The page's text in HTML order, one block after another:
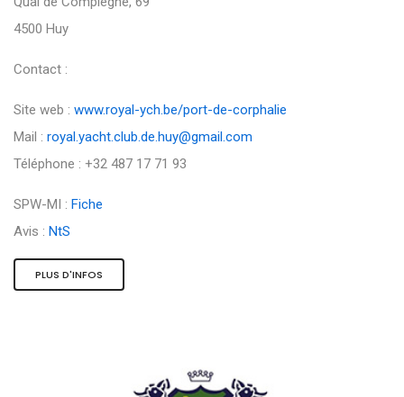
4500 Huy
Contact :
Site web : www.royal-ych.be/port-de-corphalie
Mail : royal.yacht.club.de.huy@gmail.com
Téléphone : +32 487 17 71 93
SPW-MI : Fiche
Avis : NtS
PLUS D'INFOS